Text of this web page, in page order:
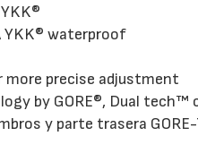
YKK® waterproof
precise adjustment
by GORE®, Dual
y parte trasera